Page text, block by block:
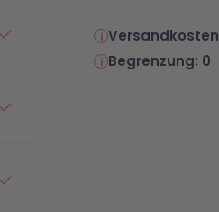
Versandkosten
Begrenzung: 0